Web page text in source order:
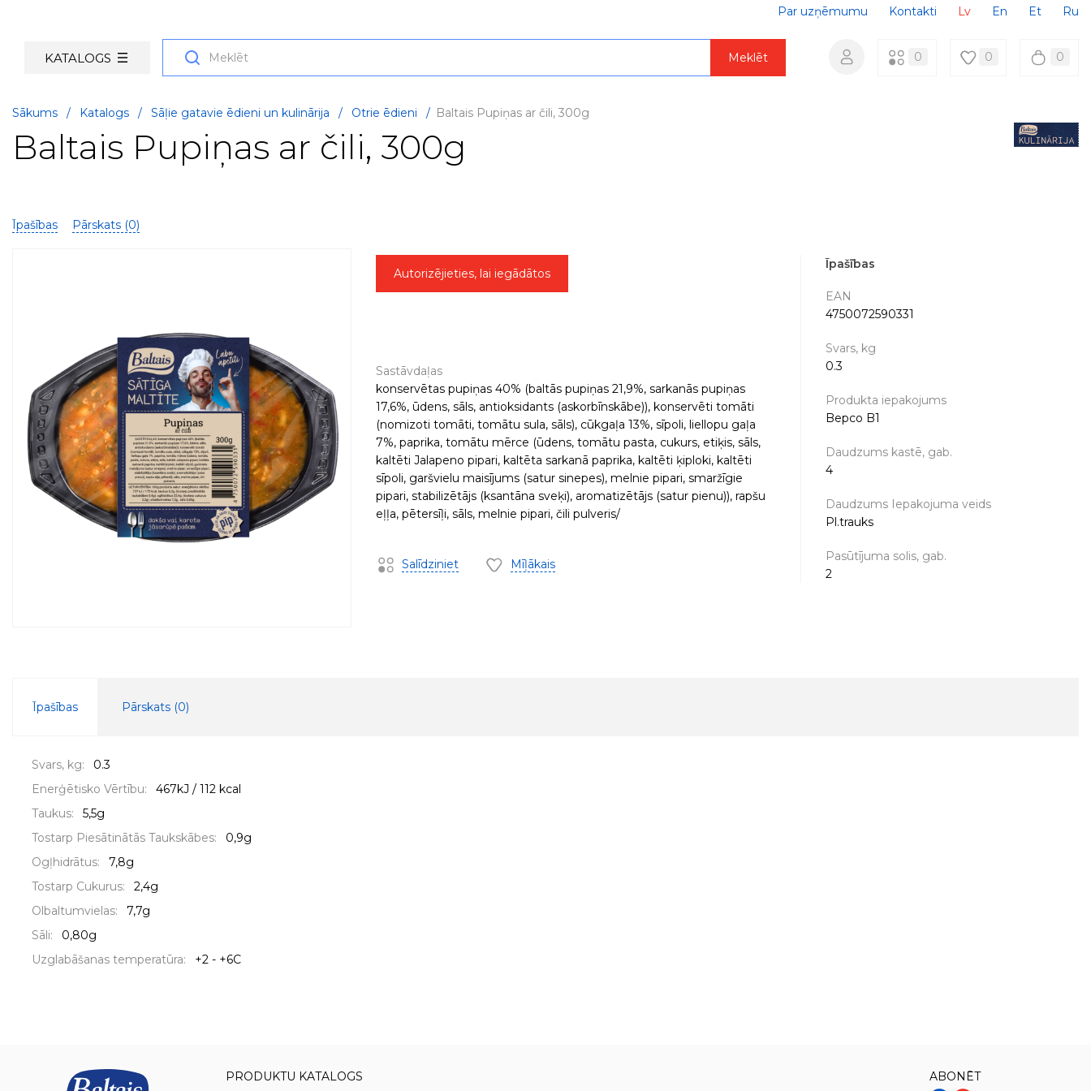
Par uzņēmumu Kontakti Lv En Et Ru
KATALOGS 0 0 0
Meklēt
Sākums / Katalogs / Sāļie gatavie ēdieni un kulinārija / Otrie ēdieni / Baltais Pupiņas ar čili, 300g
Baltais Pupiņas ar čili, 300g
Īpašības Pārskats (0)
Autorizējieties, lai iegādātos
Īpašības
EAN
4750072590331
Svars, kg
0.3
Produkta iepakojums
Bepco B1
Daudzums kastē, gab.
4
Daudzums Iepakojuma veids
Pl.trauks
Pasūtījuma solis, gab.
2
Sastāvdaļas
konservētas pupiņas 40% (baltās pupiņas 21,9%, sarkanās pupiņas
17,6%, ūdens, sāls, antioksidants (askorbīnskābe)), konservēti tomāti
(nomizoti tomāti, tomātu sula, sāls), cūkgaļa 13%, sīpoli, liellopu gaļa
7%, paprika, tomātu mērce (ūdens, tomātu pasta, cukurs, etiķis, sāls,
kaltēti Jalapeno pipari, kaltēta sarkanā paprika, kaltēti ķiploki, kaltēti
sīpoli, garšvielu maisījums (satur sinepes), melnie pipari, smaržīgie
pipari, stabilizētājs (ksantāna sveķi), aromatizētājs (satur pienu)), rapšu
eļļa, pētersīļi, sāls, melnie pipari, čili pulveris/
Salīdziniet Mīļākais
Īpašības Pārskats (0)
Svars, kg:
0.3
Enerģētisko Vērtību:
467kJ / 112 kcal
Taukus:
5,5g
Tostarp Piesātinātās Taukskābes:
0,9g
Ogļhidrātus:
7,8g
Tostarp Cukurus:
2,4g
Olbaltumvielas:
7,7g
Sāli:
0,80g
Uzglabāšanas temperatūra:
+2 - +6C
PRODUKTU KATALOGS ABONĒT